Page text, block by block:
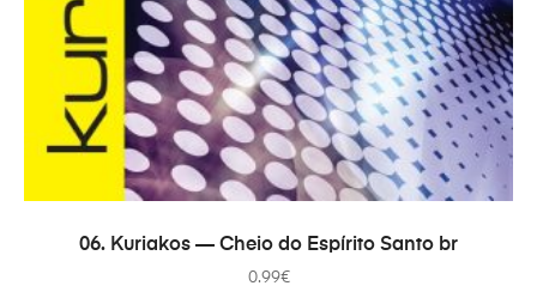
В КОРЗИНУ
06. Kuriakos — Cheio do Espírito Santo br
0.99€